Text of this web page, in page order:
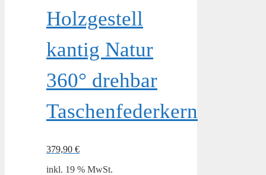
Holzgestell
kantig Natur
360° drehbar
Taschenfederkern
379,90 €
inkl. 19 % MwSt.